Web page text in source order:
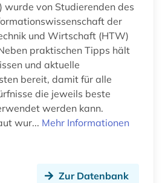
wurde von Studierenden des
der
und Wirtschaft (HTW)
praktischen Tipps hält
aktuelle
bereit, damit für alle
die jeweils beste
werden kann.
wur... Mehr Informationen
Zur Datenbank